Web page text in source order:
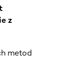
z
metod